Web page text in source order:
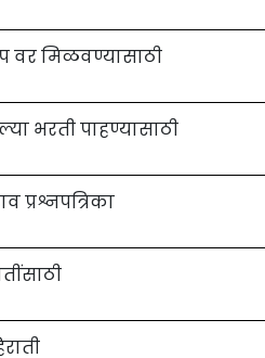
वर मिळवण्यासाठी
भरती पाहण्यासाठी
प्रश्नपत्रिका